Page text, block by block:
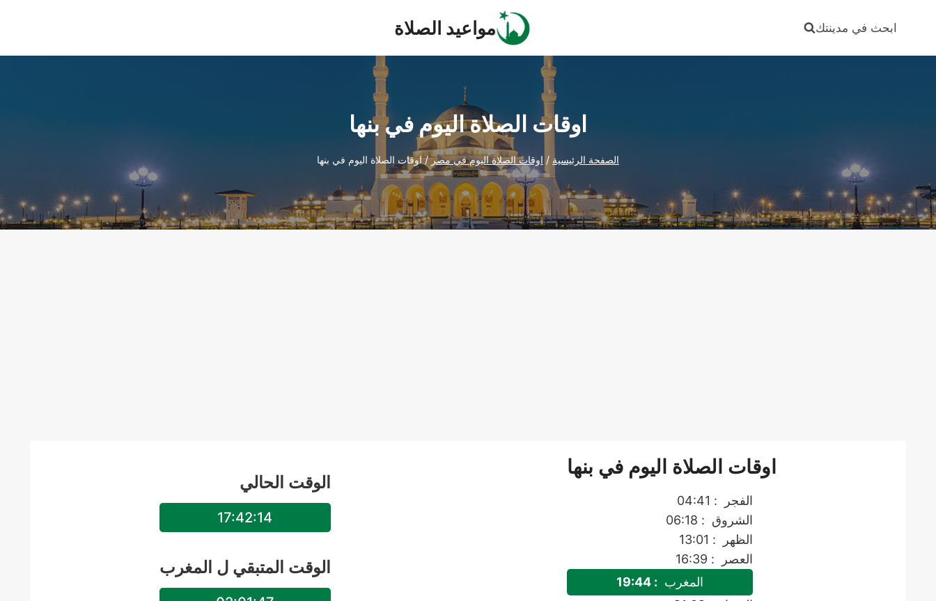
ابحث في مدينتك مواعيد الصلاة
اوقات الصلاة اليوم في بنها
الصفحة الرئيسية / اوقات الصلاة اليوم في مصر/اوقات الصلاة اليوم في بنها
اوقات الصلاة اليوم في بنها
الفجر
: 04:41
الشروق : 06:18
الظهر
: 13:01
العصر
: 16:39
المغرب : 19:44
الوقت الحالي
17:42:15
الوقت المتبقي ل المغرب